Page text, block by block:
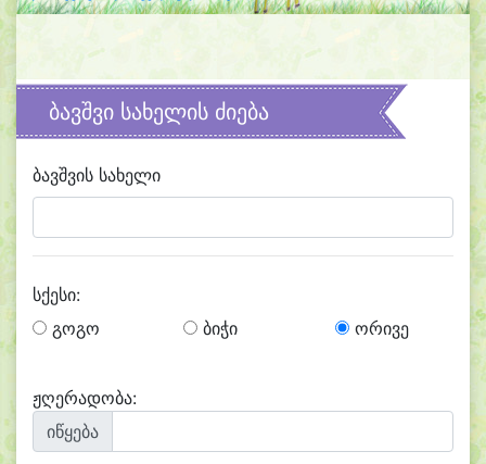
ბავშვი სახელის ძიება
ბავშვის სახელი
სქესი:
გოგო
ბიჭი ორივე
ჟღერადობა:
იწყება